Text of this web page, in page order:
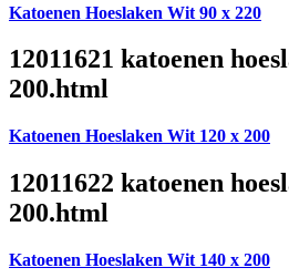
Katoenen Hoeslaken Wit 90 x 220
12011621 katoenen
200.html
Katoenen Hoeslaken Wit 120 x 200
12011622 katoenen
200.html
Katoenen Hoeslaken Wit 140 x 200